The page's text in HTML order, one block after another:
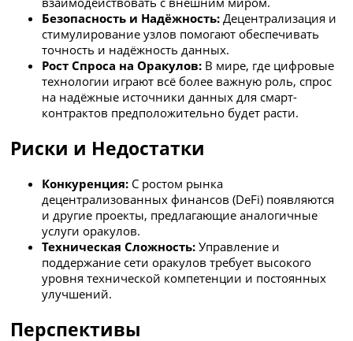
Безопасность и Надёжность: Децентрализация и
стимулирование узлов помогают обеспечивать
точность и надёжность данных.
Рост Спроса на Оракулов: В мире, где цифровые
технологии играют всё более важную роль, спрос
на надёжные источники данных для смарт-
контрактов предположительно будет расти.
Риски и Недостатки
Конкуренция: С ростом рынка
децентрализованных финансов (DeFi) появляются
и другие проекты, предлагающие аналогичные
услуги оракулов.
Техническая Сложность: Управление и
поддержание сети оракулов требует высокого
уровня технической компетенции и постоянных
улучшений.
Перспективы